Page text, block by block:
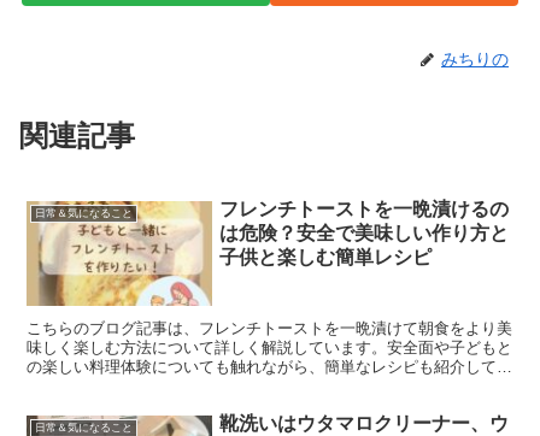
みちりの
関連記事
日常＆気になること
フレンチトーストを一晩漬けるの
は危険？安全で美味しい作り方と
子供と楽しむ簡単レシピ
こちらのブログ記事は、フレンチトーストを一晩漬けて朝食をより美
味しく楽しむ方法について詳しく解説しています。安全面や子どもと
の楽しい料理体験についても触れながら、簡単なレシピも紹介してい
日常＆気になること
靴洗いはウタマロクリーナー、ウ